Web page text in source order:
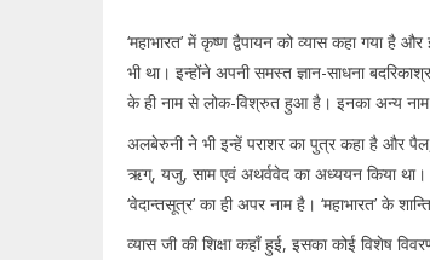
‘महाभारत’ में कृष्ण द्वैपायन को व्यास कहा गया है
भी था। इन्होंने अपनी समस्त ज्ञान-साधना
के ही नाम से लोक-विश्रुत हुआ है। इनका अन्य नाम
अलबेरुनी ने भी इन्हें पराशर का पुत्र कहा है और
ऋग्, यजु, साम एवं अथर्ववेद का अध्ययन किया था।
‘वेदान्तसूत्र’ का ही अपर नाम है। ‘महाभारत’ के
व्यास जी की शिक्षा कहाँ हुई, इसका कोई विशेष